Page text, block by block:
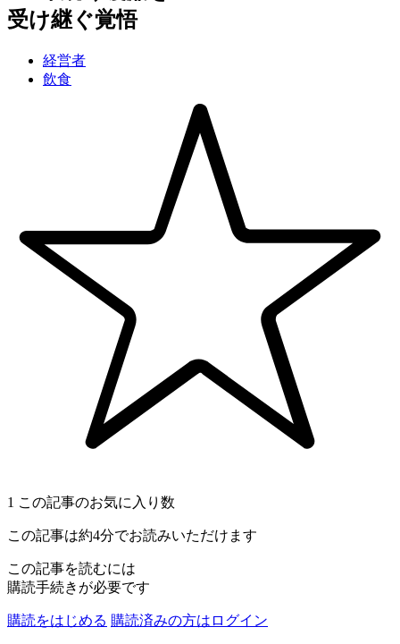
受け継ぐ覚悟
経営者
飲食
1 この記事のお気に入り数
この記事は約4分でお読みいただけます
この記事を読むには
購読手続きが必要です
購読をはじめる 購読済みの方はログイン